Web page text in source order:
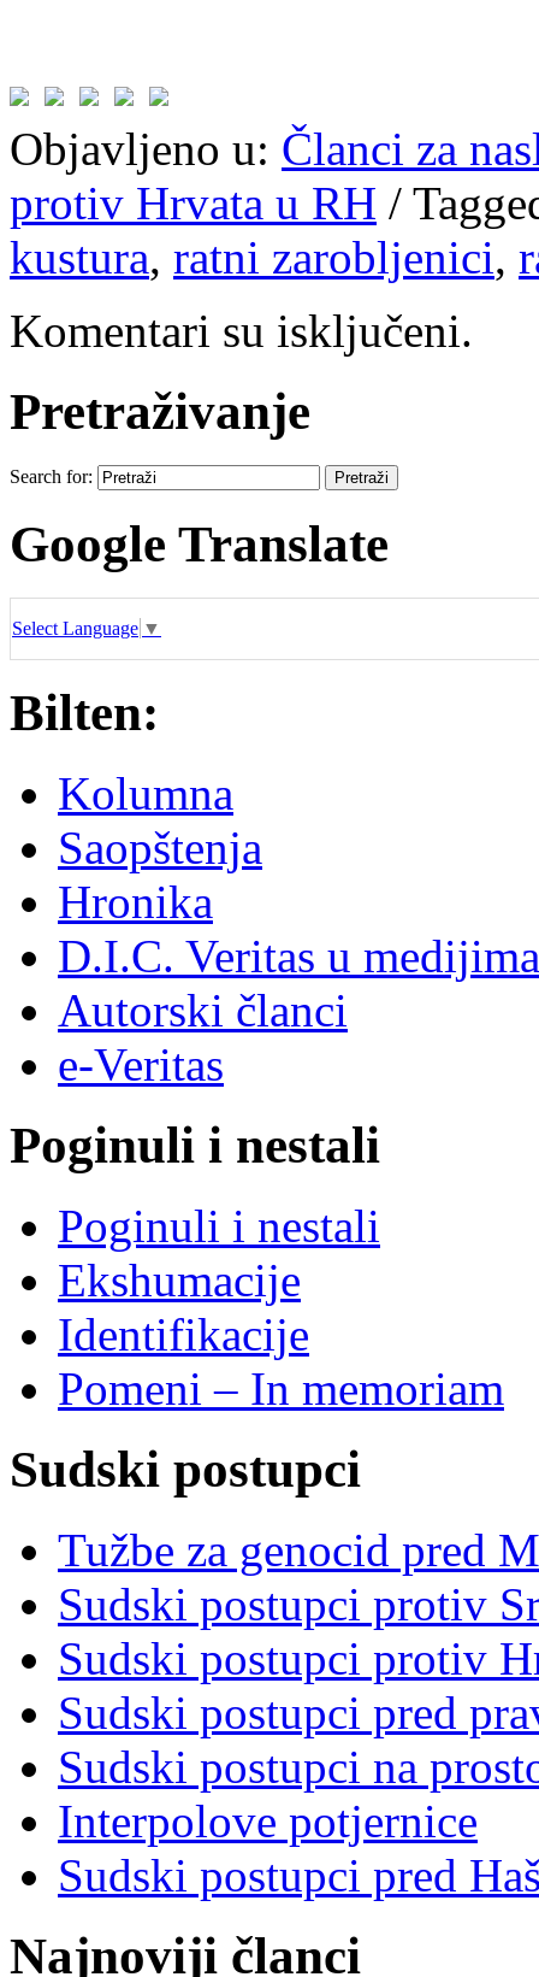
Objavljeno u: Članci za
protiv Hrvata u RH /
kustura, ratni zarobljenici,
Komentari su isključeni.
Pretraživanje
Search for:
Google Translate
Select Language ▼
Bilten:
Kolumna
Saopštenja
Hronika
D.I.C. Veritas u medijima
Autorski članci
e-Veritas
Poginuli i nestali
Poginuli i nestali
Ekshumacije
Identifikacije
Pomeni – In memoriam
Sudski postupci
Tužbe za genocid pred
Sudski postupci protiv
Sudski postupci protiv
Sudski postupci pred
Sudski postupci na
Interpolove potjernice
Sudski postupci pred
Najnoviji članci